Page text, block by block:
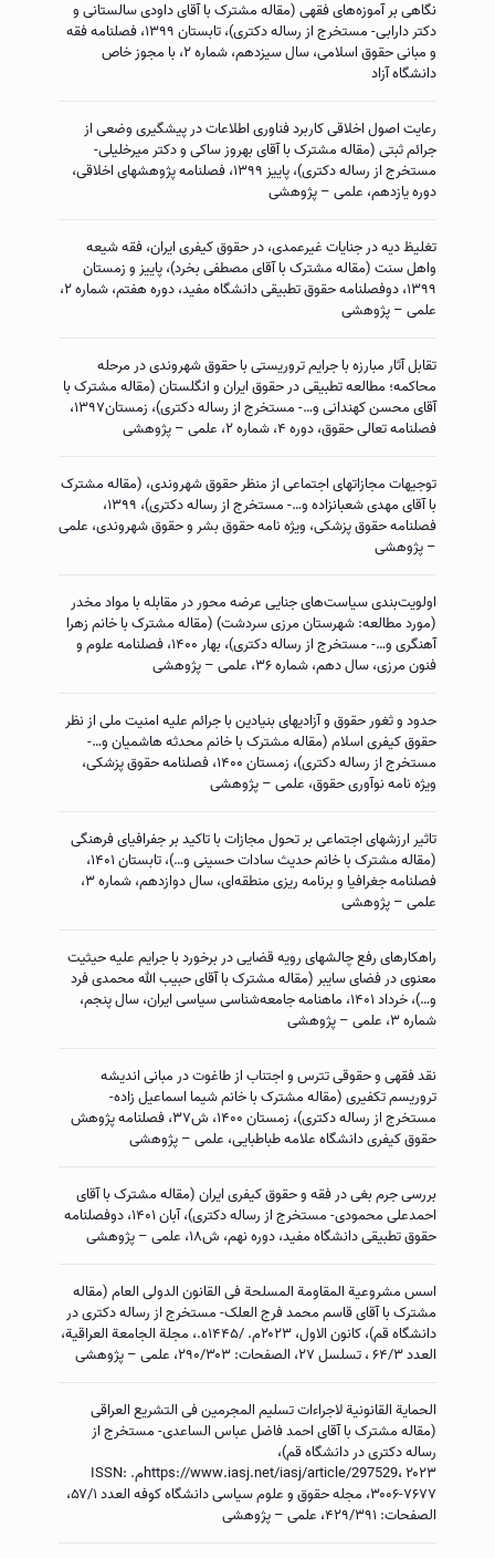
نگاهی بر آموزه‌های فقهی (مقاله مشترک با آقای داودی سالستانی و
دکتر دارابی- مستخرج از رساله دکتری)، تابستان ۱۳۹۹، فصلنامه فقه
و مبانی حقوق اسلامی، سال سیزدهم، شماره ۲، با مجوز خاص
دانشگاه آزاد
رعایت اصول اخلاقی کاربرد فناوری اطلاعات در پیشگیری وضعی از
جرائم ثبتی (مقاله مشترک با آقای بهروز ساکی و دکتر میرخلیلی-
مستخرج از رساله دکتری)، پاییز ۱۳۹۹، فصلنامه پژوهشهای اخلاقی،
دوره یازدهم، علمی – پژوهشی
تغلیظ دیه در جنایات غیرعمدی، در حقوق کیفری ایران، فقه شیعه
واهل سنت (مقاله مشترک با آقای مصطفی بخرد)، پاییز و زمستان
۱۳۹۹، دوفصلنامه حقوق تطبیقی دانشگاه مفید، دوره هفتم، شماره ۲،
علمی – پژوهشی
تقابل آثار مبارزه با جرایم تروریستی با حقوق شهروندی در مرحله
محاکمه؛ مطالعه تطبیقی در حقوق ایران و انگلستان (مقاله مشترک با
آقای محسن کهندانی و…- مستخرج از رساله دکتری)، زمستان۱۳۹۷،
فصلنامه تعالی حقوق، دوره ۴، شماره ۲، علمی – پژوهشی
توجیهات مجازاتهای اجتماعی از منظر حقوق شهروندی، (مقاله مشترک
با آقای مهدی شعبانزاده و…- مستخرج از رساله دکتری)، ۱۳۹۹،
فصلنامه حقوق پزشکی، ویژه نامه حقوق بشر و حقوق شهروندی، علمی
– پژوهشی
اولویت‌بندی سیاست‌های جنایی عرضه محور در مقابله با مواد مخدر
(مورد مطالعه: شهرستان مرزی سردشت) (مقاله مشترک با خانم زهرا
آهنگری و…- مستخرج از رساله دکتری)، بهار ۱۴۰۰، فصلنامه علوم و
فنون مرزی، سال دهم، شماره ۳۶، علمی – پژوهشی
حدود و ثغور حقوق و آزادیهای بنیادین با جرائم علیه امنیت ملی از نظر
حقوق کیفری اسلام (مقاله مشترک با خانم محدثه هاشمیان و…-
مستخرج از رساله دکتری)، زمستان ۱۴۰۰، فصلنامه حقوق پزشکی،
ویژه نامه نوآوری حقوق، علمی – پژوهشی
تاثیر ارزشهای اجتماعی بر تحول مجازات با تاکید بر جفرافیای فرهنگی
(مقاله مشترک با خانم حدیث سادات حسینی و…)، تابستان ۱۴۰۱،
فصلنامه جغرافیا و برنامه ریزی منطقه‌ای، سال دوازدهم، شماره ۳،
علمی – پژوهشی
راهکارهای رفع چالشهای رویه قضایی در برخورد با جرایم علیه حیثیت
معنوی در فضای سایبر (مقاله مشترک با آقای حبیب الله محمدی فرد
و…)، خرداد ۱۴۰۱، ماهنامه جامعه‌شناسی سیاسی ایران، سال پنجم،
شماره ۳، علمی – پژوهشی
نقد فقهی و حقوقی تترس و اجتناب از طاغوت در مبانی اندیشه
تروریسم تکفیری (مقاله مشترک با خانم شیما اسماعیل زاده-
مستخرج از رساله دکتری)، زمستان ۱۴۰۰، ش۳۷، فصلنامه پژوهش
حقوق کیفری دانشگاه علامه طباطبایی، علمی – پژوهشی
بررسی جرم بغی در فقه و حقوق کیفری ایران (مقاله مشترک با آقای
احمدعلی محمودی- مستخرج از رساله دکتری)، آبان ۱۴۰۱، دوفصلنامه
حقوق تطبیقی دانشگاه مفید، دوره نهم، ش۱۸، علمی – پژوهشی
اسس مشروعیة المقاومة المسلحة فی القانون الدولی العام (مقاله
مشترک با آقای قاسم محمد فرج العلک- مستخرج از رساله دکتری در
دانشگاه قم)، کانون الاول، ۲۰۲۳م. /۱۴۴۵ه.، مجلة الجامعة العراقیة،
العدد ۶۴/۳ ، تسلسل ۲۷، الصفحات: ۲۹۰/۳۰۳، علمی – پژوهشی
الحمایة القانونیة لاجراءات تسلیم المجرمین فی التشریع العراقی
(مقاله مشترک با آقای احمد فاضل عباس الساعدی- مستخرج از
رساله دکتری در دانشگاه قم)،
https://www.iasj.net/iasj/article/297529، ۲۰۲۳م. ISSN:
۳۰۰۶-۷۶۷۷، مجله حقوق و علوم سیاسی دانشگاه کوفه العدد ۵۷/۱،
الصفحات: ۴۲۹/۳۹۱، علمی – پژوهشی